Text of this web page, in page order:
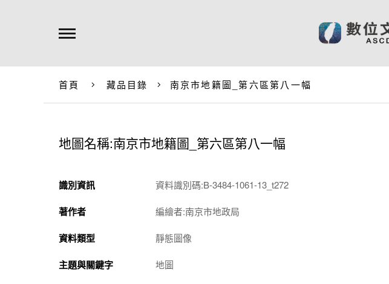
首頁 藏品目錄 南京市地籍圖_第六區第八一幅
地圖名稱:南京市地籍圖_第六區第八一幅
識別資訊 資料識別碼:B-3484-1061-13_t272
著作者 編繪者:南京市地政局
資料類型 靜態圖像
主題與關鍵字 地圖